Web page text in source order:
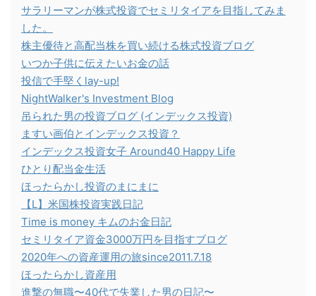
サラリーマンが株式投資でセミリタイアを目指してみま
した。
株主優待と高配当株を買い続ける株式投資ブログ
いつか子供に伝えたいお金の話
投信で手堅くlay-up!
NightWalker's Investment Blog
吊られた男の投資ブログ (インデックス投資)
ますい画伯とインデックス投資？
インデックス投資女子 Around40 Happy Life
ひとり配当金生活
ほったらかし投資のまにまに
【L】米国株投資実践日記
Time is money キムのお金日記
セミリタイア資金3000万円を目指すブログ
2020年への資産運用の旅since2011.7.18
ほったらかし資産用
進撃の無職〜40代で失業した男の日記〜